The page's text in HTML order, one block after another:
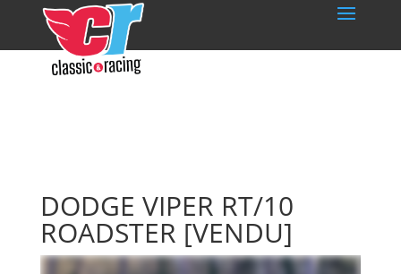
DODGE VIPER RT/10
ROADSTER [VENDU]